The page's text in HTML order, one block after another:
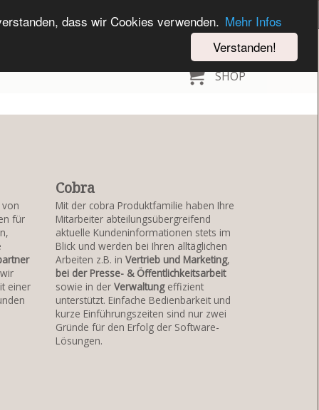
dass wir Cookies verwenden. Mehr Infos
Verstanden!
SHOP
für
einer
Cobra
Mit der cobra Produktfamilie haben Ihre
Mitarbeiter abteilungsübergreifend
aktuelle Kundeninformationen stets im
Blick und werden bei Ihren alltäglichen
Arbeiten z.B. inVertrieb und Marketing,
bei der Presse- & Öffentlichkeitsarbeit
sowie in derVerwaltung effizient
unterstützt. Einfache Bedienbarkeit und
kurze Einführungszeiten sind nur zwei
Gründe für den Erfolg der Software-
Lösungen.